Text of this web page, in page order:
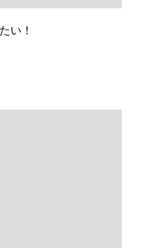
い！